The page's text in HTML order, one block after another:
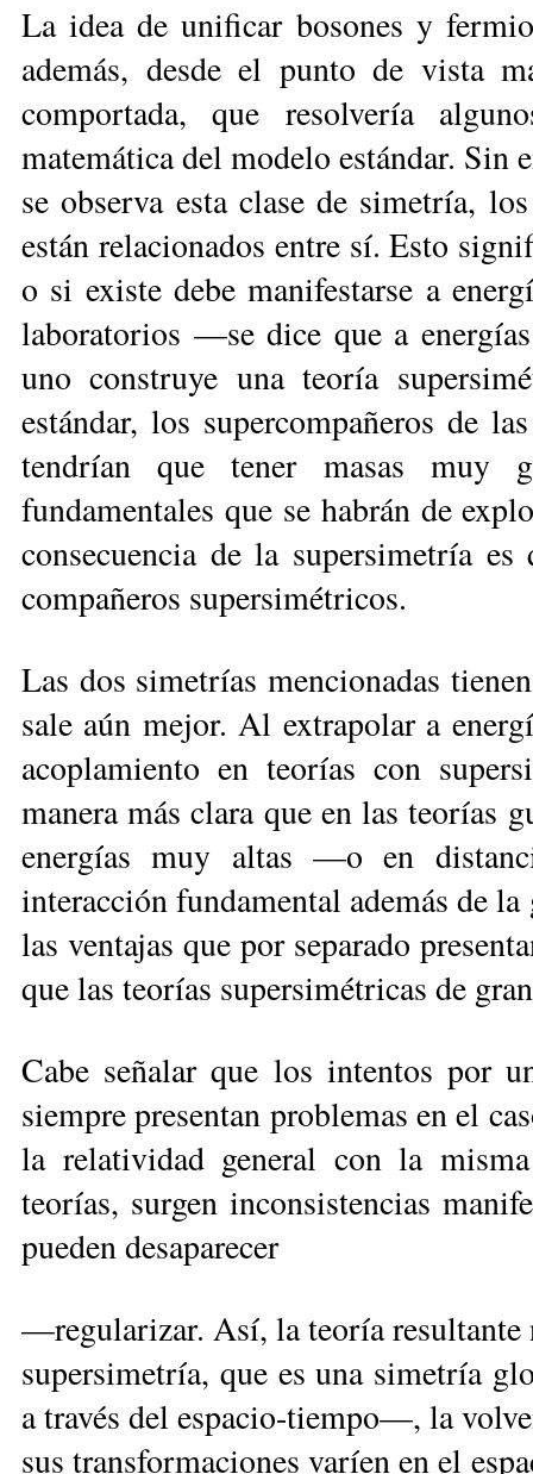
La idea de unificar bosones y
además, desde el punto de vista
comportada, que resolvería
matemática del modelo estándar. Sin
se observa esta clase de simetría,
están relacionados entre sí. Esto
o si existe debe manifestarse a
laboratorios —se dice que a
uno construye una teoría
estándar, los supercompañeros de
tendrían que tener masas muy
fundamentales que se habrán de
consecuencia de la supersimetría
compañeros supersimétricos.
Las dos simetrías mencionadas
sale aún mejor. Al extrapolar a
acoplamiento en teorías con
manera más clara que en las teorías
energías muy altas —o en
interacción fundamental además de
las ventajas que por separado
que las teorías supersimétricas de
Cabe señalar que los intentos por
siempre presentan problemas en el
la relatividad general con la
teorías, surgen inconsistencias
pueden desaparecer
—regularizar. Así, la teoría resultante
supersimetría, que es una simetría
a través del espacio-tiempo—, la
sus transformaciones varíen en el